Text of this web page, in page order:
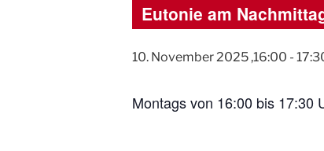
Eutonie am
10. November 2025 ,16:00 -
Montags von 16:00 bis 17:30